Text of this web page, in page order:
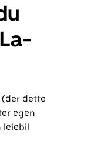
(der dette
egen
leiebil